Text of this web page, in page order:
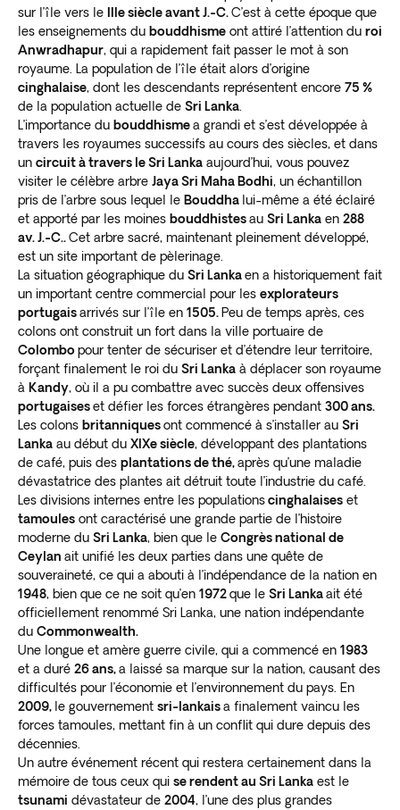
Koggala.The Folk Museum in his name is another
fascinating attraction.
Matale
Just 20 km (13 miles) north of Kandy, Matale is the
second-largest town in the central area. It’s known for
its agriculture, especially spices, rubber, and tea.
Matale is a fantastic place to go on a cultural tour of Sri
Lanka.
Visit the Sri Muthumariamman Temple for atypically
colorful Hindu shrine . It’s dedicated to the goddess of
rain and fertility. The 33 m (108 feet) tower boasts
sculptures of over a thousand deities.
Aluvihara Rock Cave Temple isa Buddhist shelter
painted in religious iconography. There are standing,
seated, and reclining Buddhas. Learn about flavoring
agents at the intriguing Ranweli Spice Garden.
Sri Lanka: Off the beaten path
Here are some lesser known attractions to consider:
Kandy showcases aniconic procession known
as the Festival of the Tooth. The Esala Perahera
occurs each year for ten days in July/August.
Troupes of traditional dancers follow the
procession.
Chill out on secluded beachesin Tangalle and
Talala, east of Galle. Goyambokka has a sandy
beach, palm trees, and a few bars and
restaurants.
scuba diving and surfing
up the east coast
for a Sri Lanka adventure tour. There’s also
dolphin spotting in Trincomalee.
sur l’île vers le
IIIe siècle avant J.-C.C’est à cette époque que
les enseignements du bouddhisme ont attiré l’attention du roi
Anwradhapur, qui a rapidement fait passer le mot à son
royaume. La population de l’île était alors d’origine
cinghalaise, dont les descendants représentent encore 75 %
de la population actuelle de Sri Lanka
L’importance du bouddhismea grandi et s’est développée à
travers les royaumes successifs au cours des siècles, et dans
un circuit à travers le Sri Lanka aujourd’hui, vous pouvez
visiter le célèbre arbre Jaya Sri Maha Bodhi, un échantillon
pris de l’arbre sous lequel le Bouddha lui-même a été éclairé
et apporté par les moines bouddhistesau Sri Lanka en 288
av. J.-C..Cet arbre sacré, maintenant pleinement développé,
est un site important de pèlerinage.
La situation géographique du Sri Lankaen a historiquement fait
un important centre commercial pour les explorateurs
portugaisarrivés sur l’île en 1505. Peu de temps après, ces
colons ont construit un fort dans la ville portuaire de
Colombopour tenter de sécuriser et d’étendre leur territoire,
forçant finalement le roi du Sri Lanka à déplacer son royaume
à Kandy, où il a pu combattre avec succès deux offensives
portugaiseset défier les forces étrangères pendant 300 ans.
Les colons britanniquesont commencé à s’installer au Sri
Lanka au début du XIXe siècle, développant des plantations
de café, puis des plantations de thé,après qu’une maladie
dévastatrice des plantes ait détruit toute l’industrie du café.
Les divisions internes entre les populationscinghalaises et
tamoules ont caractérisé une grande partie de l’histoire
moderne du Sri Lanka, bien que le Congrès national de
Ceylan ait unifié les deux parties dans une quête de
souveraineté, ce qui a abouti à l’indépendance de la nation en
1948, bien que ce ne soit qu’en 1972que le Sri Lankaait été
officiellement renommé Sri Lanka, une nation indépendante
du Commonwealth.
Une longue et amère guerre civile, qui a commencé en 1983
et a duré 26 ans,a laissé sa marque sur la nation, causant des
difficultés pour l’économie et l’environnement du pays. En
2009, le gouvernement sri-lankaisa finalement vaincu les
forces tamoules, mettant fin à un conflit qui dure depuis des
décennies.
Un autre événement récent qui restera certainement dans la
mémoire de tous ceux qui se rendent au Sri Lanka est le
tsunami dévastateur de 2004, l’une des plus grandes